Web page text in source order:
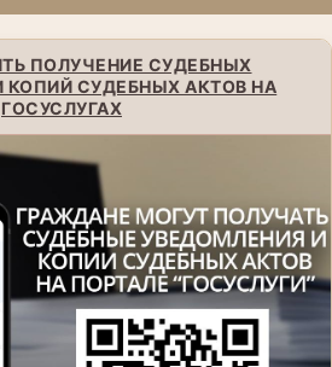
ПОЛУЧЕНИЕ СУДЕБНЫХ
КОПИЙ СУДЕБНЫХ АКТОВ НА
ГОСУСЛУГАХ